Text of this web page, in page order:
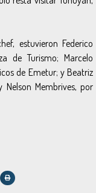
estuvieron Federico
de Turismo; Marcelo
de Emetur; y Beatriz
Membrives, por